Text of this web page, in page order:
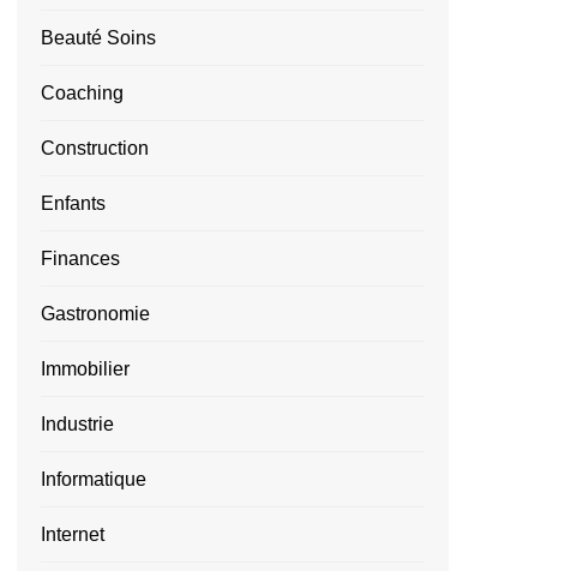
Beauté Soins
Coaching
Construction
Enfants
Finances
Gastronomie
Immobilier
Industrie
Informatique
Internet